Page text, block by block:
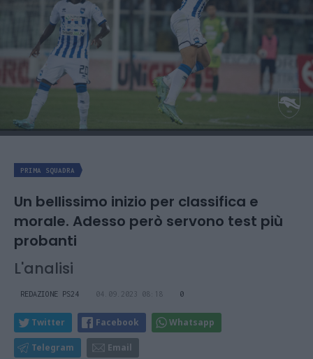
PRIMA SQUADRA
Un bellissimo inizio per classifica e
morale. Adesso però servono test più
probanti
L'analisi
REDAZIONE PS24 04.09.2023 08:18 0
Twitter Facebook Whatsapp
Telegram Email